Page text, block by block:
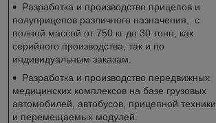
Разработка и производство прицепов и
полуприцепов различного назначения, с
полной массой от 750 кг до 30 тонн, как
серийного производства, так и по
индивидуальным заказам.
Разработка и производство передвижных
медицинских комплексов на базе грузовых
автомобилей, автобусов, прицепной техники
и перемещаемых модулей.